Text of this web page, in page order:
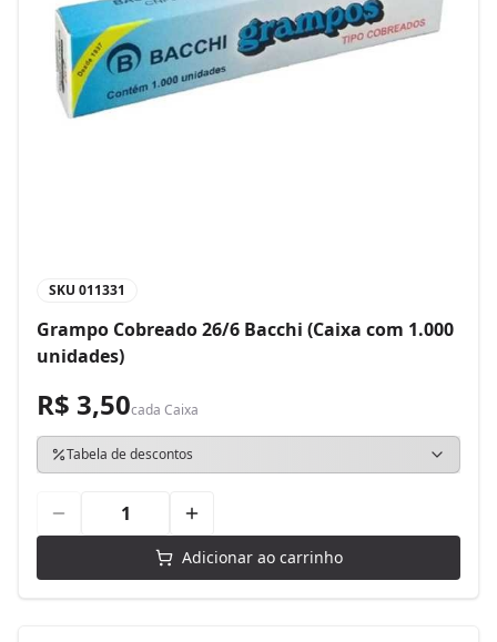
SKU 011331
Grampo Cobreado 26/6 Bacchi (Caixa com 1.000
unidades)
R$ 3,50cada Caixa
Tabela de descontos
Adicionar ao carrinho